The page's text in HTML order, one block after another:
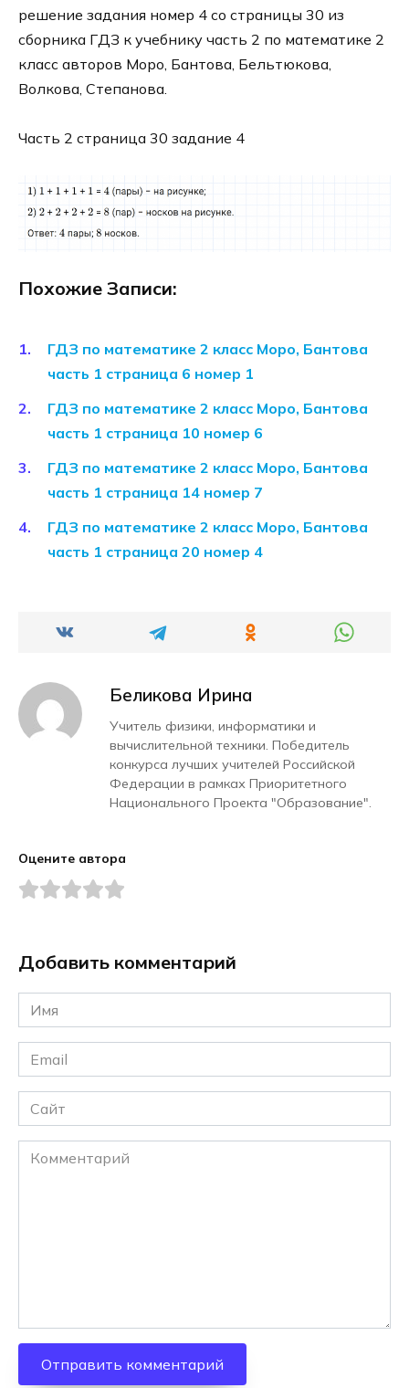
решение задания номер 4 со страницы 30 из
сборника ГДЗ к учебнику часть 2 по математике 2
класс авторов Моро, Бантова, Бельтюкова,
Волкова, Степанова.
Часть 2 страница 30 задание 4
Похожие Записи:
ГДЗ по математике 2 класс Моро, Бантова
часть 1 страница 6 номер 1
ГДЗ по математике 2 класс Моро, Бантова
часть 1 страница 10 номер 6
ГДЗ по математике 2 класс Моро, Бантова
часть 1 страница 14 номер 7
ГДЗ по математике 2 класс Моро, Бантова
часть 1 страница 20 номер 4
Беликова Ирина
Учитель физики, информатики и
вычислительной техники. Победитель
конкурса лучших учителей Российской
Федерации в рамках Приоритетного
Национального Проекта "Образование".
Оцените автора
Добавить комментарий
Имя
*
Email
*
Сайт
Комментарий